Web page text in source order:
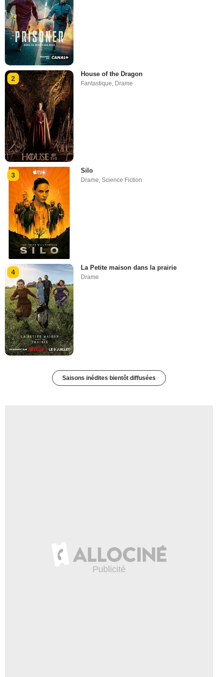
2
House of the Dragon
Fantastique, Drame
3
Silo
Drame,Science Fiction
4
La Petite maison dans la prairie
Drame
Saisons inédites bientôt diffusées